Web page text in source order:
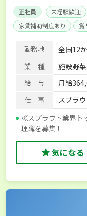
正社員 未経験歓迎
家賃補助制度あり
賞
産休･育休取得実績あり
勤務地
全国12
業 種
施設野
給 与
月給
仕 事
スプラ
≪スプラウト業界ト
理職を募集！
気になる